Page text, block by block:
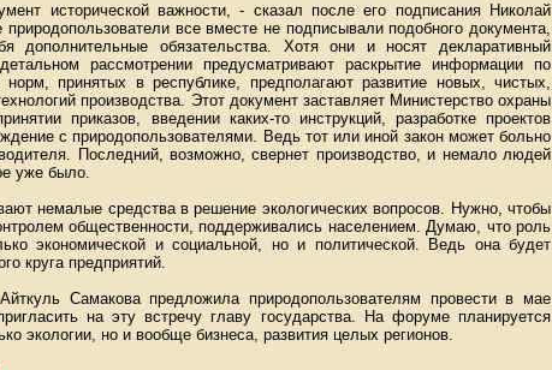
исторической важности, - сказал после его подписания Николай
все вместе не подписывали подобного документа,
дополнительные обязательства. Хотя они и носят декларативный
рассмотрении предусматривают раскрытие информации по
норм, принятых в республике, предполагают развитие новых, чистых,
производства. Этот документ заставляет Министерство охраны
приказов, введении каких-то инструкций, разработке проектов
с природопользователями. Ведь тот или иной закон может больно
Последний, возможно, свернет производство, и немало людей
уже было.
немалые средства в решение экологических вопросов. Нужно, чтобы
общественности, поддерживались населением. Думаю, что роль
экономической и социальной, но и политической. Ведь она будет
круга предприятий.
Самакова предложила природопользователям провести в мае
на эту встречу главу государства. На форуме планируется
экологии, но и вообще бизнеса, развития целых регионов.